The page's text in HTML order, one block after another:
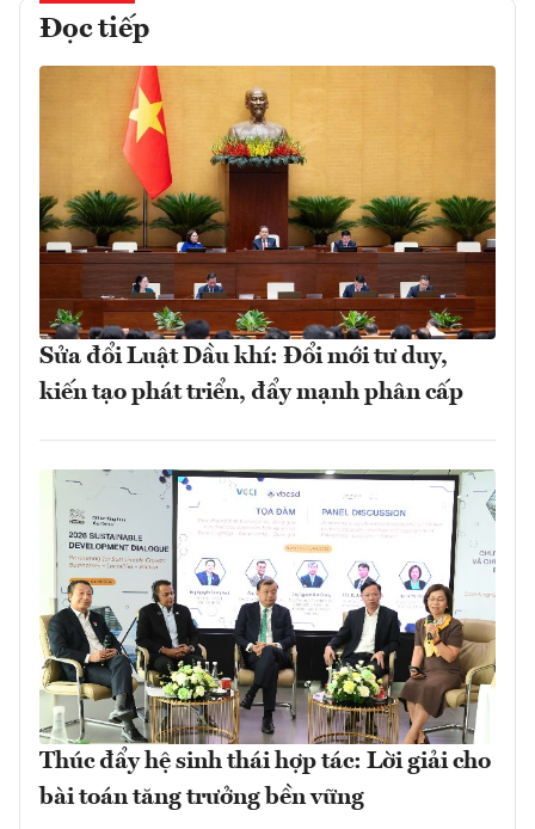
Đọc tiếp
Sửa đổi Luật Dầu khí: Đổi mới tư duy,
kiến tạo phát triển, đẩy mạnh phân cấp
Thúc đẩy hệ sinh thái hợp tác: Lời giải cho
bài toán tăng trưởng bền vững